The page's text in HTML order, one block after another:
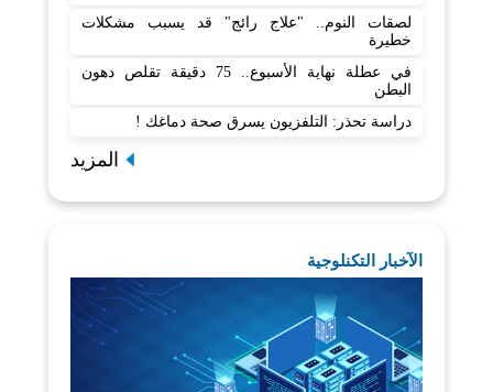
لصقات النوم.. "علاج رائج" قد يسبب مشكلات
خطيرة
في عطلة نهاية الأسبوع.. 75 دقيقة تقلص دهون
البطن
دراسة تحذر: التلفزيون يسرق صحة دماغك !
المزيد
الآخبار التكنلوجية